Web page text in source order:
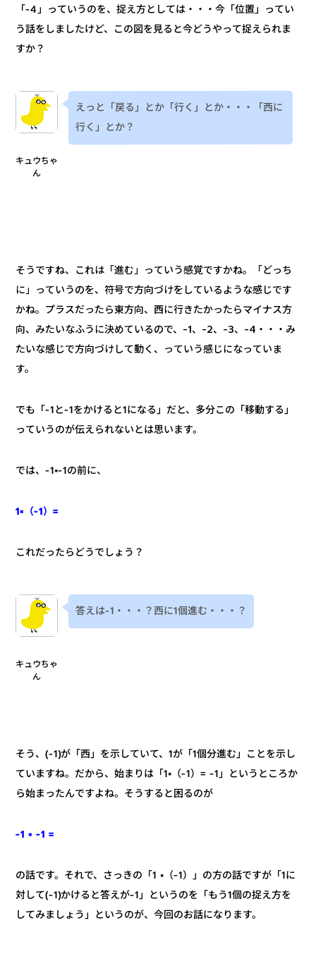
「-4」っていうのを、捉え方としては・・・今「位置」ってい
う話をしましたけど、この図を見ると今どうやって捉えられま
すか？
キュウちゃ
ん
えっと「戻る」とか「行く」とか・・・「西に
行く」とか？
そうですね、これは「進む」っていう感覚ですかね。「どっち
に」っていうのを、符号で方向づけをしているような感じです
かね。プラスだったら東方向、西に行きたかったらマイナス方
向、みたいなふうに決めているので、-1、-2、-3、-4・・・み
たいな感じで方向づけして動く、っていう感じになっていま
す。
でも「-1と-1をかけると1になる」だと、多分この「移動する」
っていうのが伝えられないとは思います。
では、-1×-1の前に、
1×（-1）=
これだったらどうでしょう？
キュウちゃ
ん
答えは-1・・・？西に1個進む・・・？
そう、(-1)が「西」を示していて、1が「1個分進む」ことを示し
ていますね。だから、始まりは「1×（-1）= -1」というところか
ら始まったんですよね。そうすると困るのが
-1 × -1 =
の話です。それで、さっきの「1 ×（-1）」の方の話ですが「1に
対して(-1)かけると答えが-1」というのを「もう1個の捉え方を
してみましょう」というのが、今回のお話になります。